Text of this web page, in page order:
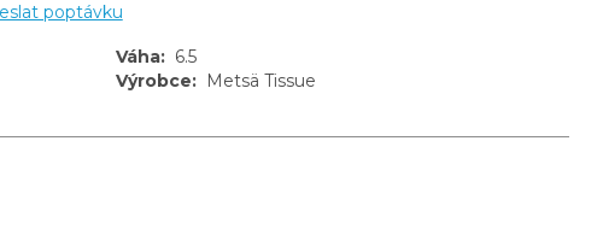
poptávku
Váha: 6.5
Výrobce: Metsä Tissue